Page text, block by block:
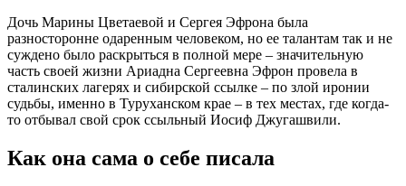
Дочь Марины Цветаевой и Сергея Эфрона была
разносторонне одаренным человеком, но ее талантам так и не
суждено было раскрыться в полной мере – значительную
часть своей жизни Ариадна Сергеевна Эфрон провела в
сталинских лагерях и сибирской ссылке – по злой иронии
судьбы, именно в Туруханском крае – в тех местах, где когда-
то отбывал свой срок ссыльный Иосиф Джугашвили.
Как она сама о себе писала